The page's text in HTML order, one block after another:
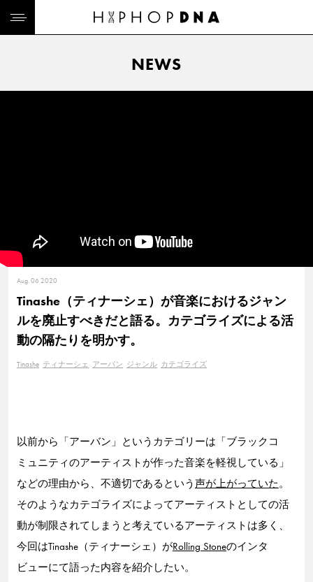
NEWS
Aug. 06 2020
Tinashe（ティナーシェ）が音楽におけるジャン
ルを廃止すべきだと語る。カテゴライズによる活
動の隔たりを明かす。
Tinashe ティナーシェ アーバン ジャンル カテゴライズ
以前から「アーバン」というカテゴリーは「ブラックコ
ミュニティのアーティストが作った音楽を軽視している」
などの理由から、不適切であるという 声が上がっていた。
そのようなカテゴライズによってアーティストとしての活
動が制限されてしまうと考えているアーティストは多く、
今回はTinashe（ティナーシェ）がRolling Stoneのインタ
ビューにて語った内容を紹介したい。